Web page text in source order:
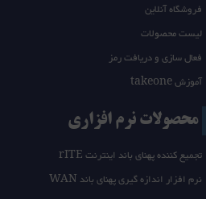
فروشگاه آنلاین
لیست محصولات
فعال سازی و دریافت رمز
آموزش takeone
محصولات نرم افزاری
تجمیع کننده پهنای باند اینترنت rITE
نرم افزار اندازه گیری پهنای باند WAN